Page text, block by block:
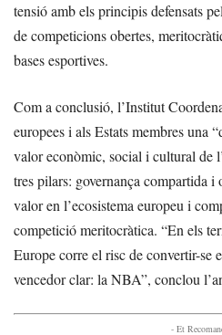
tensió amb els principis defensats
de competicions obertes,
bases esportives.
Com a conclusió, l’Institut
europees i als Estats membres una
valor econòmic, social i cultural de
tres pilars: governança compartida i
valor en l’ecosistema europeu i
competició meritocràtica. “En els
Europe corre el risc de convertir-se
vencedor clar: la NBA”, conclou
- Et